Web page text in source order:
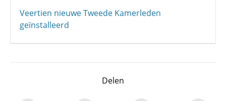
Veertien nieuwe Tweede Kamerleden
geïnstalleerd
Delen